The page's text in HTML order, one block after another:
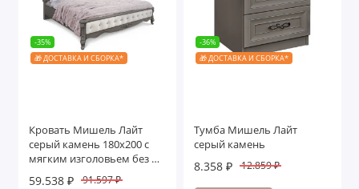
-35%
🎁 ДОСТАВКА И СБОРКА*
Кровать Мишель Лайт
серый камень 180х200 с
мягким изголовьем без п/
59.538 ₽ 91.597 ₽
-36%
🎁 ДОСТАВКА И СБОРКА*
Тумба Мишель Лайт
серый камень
8.358 ₽ 12.859 ₽